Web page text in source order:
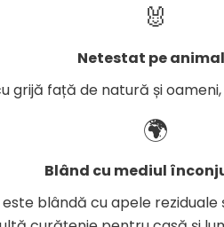
🐰
Netestat pe
grijă față de natură și
🌍
Blând cu mediul
blândă cu apele